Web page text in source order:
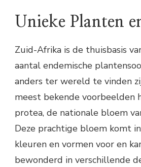
Unieke Planten
Zuid-Afrika is de thuisbasis
aantal endemische
anders ter wereld te vinden
meest bekende voorbeelden
protea, de nationale bloem
Deze prachtige bloem komt
kleuren en vormen voor en
bewonderd in verschillende